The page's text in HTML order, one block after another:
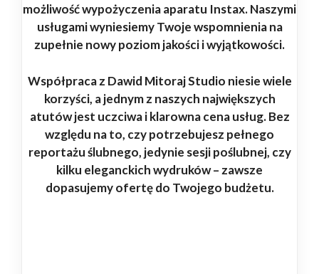
możliwość wypożyczenia aparatu Instax. Naszymi
usługami wyniesiemy Twoje wspomnienia na
zupełnie nowy poziom jakości i wyjątkowości.
Współpraca z Dawid Mitoraj Studio niesie wiele
korzyści, a jednym z naszych największych
atutów jest uczciwa i klarowna cena usług. Bez
względu na to, czy potrzebujesz pełnego
reportażu ślubnego, jedynie sesji poślubnej, czy
kilku eleganckich wydruków – zawsze
dopasujemy ofertę do Twojego budżetu.